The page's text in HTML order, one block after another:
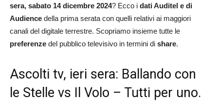
sera, sabato 14 dicembre 2024? Ecco i dati Auditel e di
Audience della prima serata con quelli relativi ai maggiori
canali del digitale terrestre. Scopriamo insieme tutte le
preferenze del pubblico televisivo in termini di share.
Ascolti tv, ieri sera: Ballando con
le Stelle vs Il Volo – Tutti per uno.